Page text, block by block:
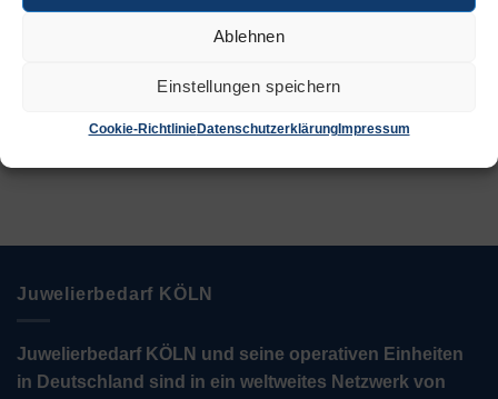
Ablehnen
Einstellungen speichern
Cookie-RichtlinieDatenschutzerklärungImpressum
€115,00 €69,00
Juwelierbedarf KÖLN
Juwelierbedarf KÖLN und seine operativen Einheiten
in Deutschland sind in ein weltweites Netzwerk von